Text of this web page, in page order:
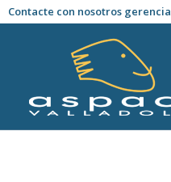
Contacte con nosotros